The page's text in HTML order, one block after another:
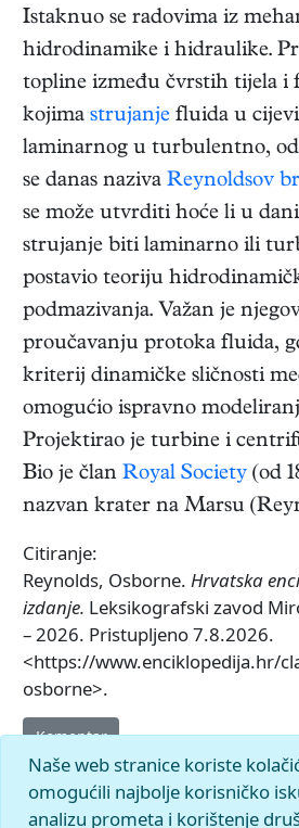
Istaknuo se radovima iz
hidrodinamike i hidraulike.
topline između čvrstih tijela i
kojima strujanje fluida u
laminarnog u turbulentno,
se danas naziva Reynoldsov
se može utvrditi hoće li u
strujanje biti laminarno ili
postavio teoriju
podmazivanja. Važan je
proučavanju protoka fluida,
kriterij dinamičke sličnosti
omogućio ispravno
Projektirao je turbine i
Bio je član Royal Society (od
nazvan krater na Marsu
Citiranje:
Reynolds, Osborne. Hrvatska
izdanje. Leksikografski zavod
– 2026. Pristupljeno 7.8.2026.
<https://www.enciklopedija.hr/
osborne>.
Komentar
Naše web stranice koriste
omogućili najbolje korisničko
analizu prometa i korištenje